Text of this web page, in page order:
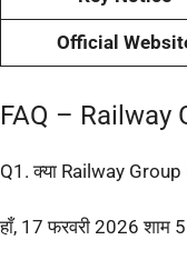
Official
FAQ – Railway
Q1. क्या Railway
हाँ, 17 फरवरी 2026 शाम